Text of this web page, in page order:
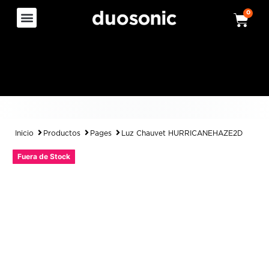
0
Inicio Productos Pages Luz Chauvet HURRICANEHAZE2D
Fuera de Stock